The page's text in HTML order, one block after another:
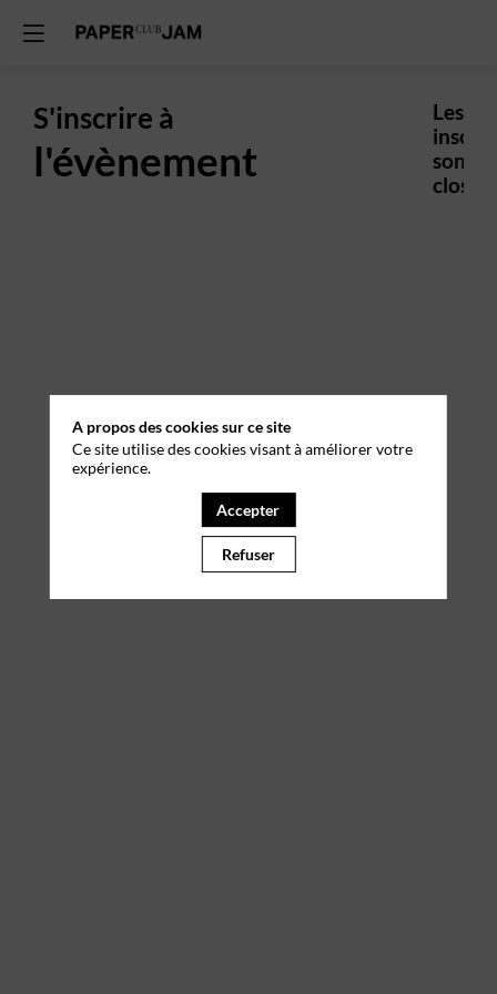
S'inscrire à
l'évènement
Les
sont
closes.
A propos des cookies sur ce site
Ce site utilise des cookies visant à améliorer votre
expérience.
Accepter
Refuser